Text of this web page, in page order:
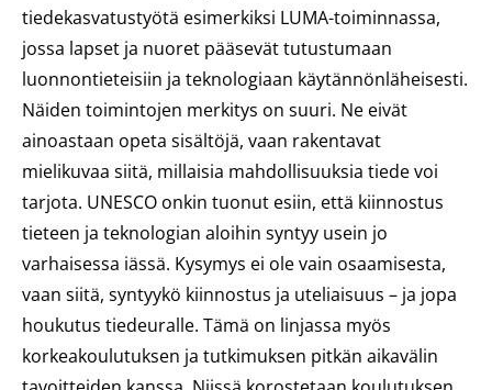
tiedekasvatustyötä esimerkiksi LUMA-toiminnassa,
jossa lapset ja nuoret pääsevät tutustumaan
luonnontieteisiin ja teknologiaan käytännönläheisesti.
Näiden toimintojen merkitys on suuri. Ne eivät
ainoastaan opeta sisältöjä, vaan rakentavat
mielikuvaa siitä, millaisia mahdollisuuksia tiede voi
tarjota. UNESCO onkin tuonut esiin, että kiinnostus
tieteen ja teknologian aloihin syntyy usein jo
varhaisessa iässä. Kysymys ei ole vain osaamisesta,
vaan siitä, syntyykö kiinnostus ja uteliaisuus – ja jopa
houkutus tiedeuralle. Tämä on linjassa myös
korkeakoulutuksen ja tutkimuksen pitkän aikavälin